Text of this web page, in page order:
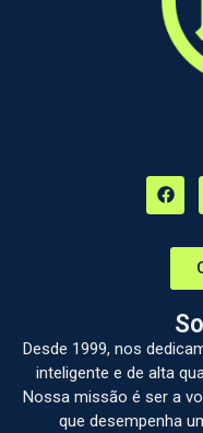
Desde 1999, nos
inteligente e de alta
Nossa missão é ser a
que desempenha